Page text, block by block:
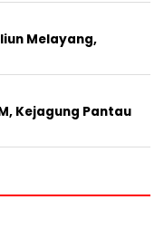
Melayang,
Kejagung Pantau